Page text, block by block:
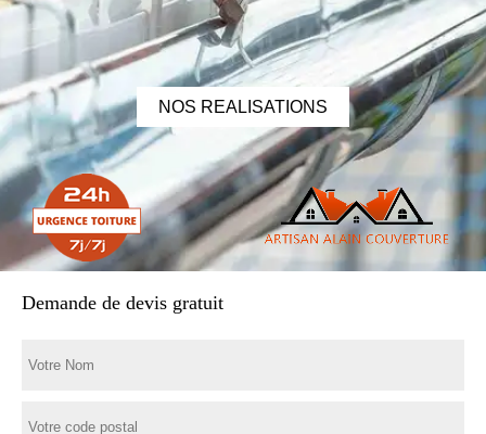
NOS REALISATIONS
Demande de devis gratuit